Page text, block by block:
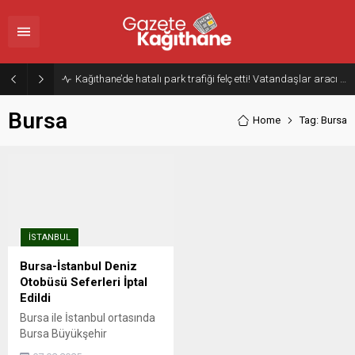
Bursa Home Tag: Bursa
İSTANBUL
Bursa-İstanbul Deniz
Otobüsü Seferleri İptal
Edildi
Bursa ile İstanbul ortasında
Bursa Büyükşehir